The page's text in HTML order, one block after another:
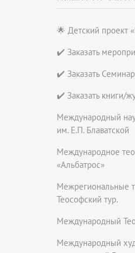
🌟 Детский проект
✔️ Заказать
✔️ Заказать Семинар
✔️ Заказать книги/
Международный
им. Е.П. Блаватской
Международное
«Альбатрос»
Межрегиональные
Теософский тур.
Международный
Международный